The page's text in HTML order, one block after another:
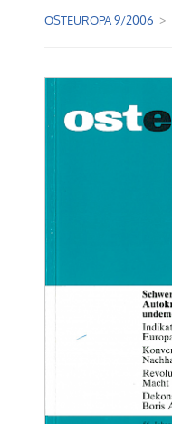
OSTEUROPA 9/2006